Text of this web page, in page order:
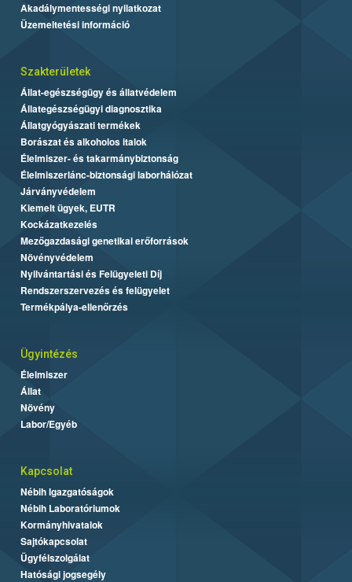
Akadálymentességi nyilatkozat
Üzemeltetési információ
Szakterületek
Állat-egészségügy és állatvédelem
Állategészségügyi diagnosztika
Állatgyógyászati termékek
Borászat és alkoholos italok
Élelmiszer- és takarmánybiztonság
Élelmiszerlánc-biztonsági laborhálózat
Járványvédelem
Kiemelt ügyek, EUTR
Kockázatkezelés
Mezőgazdasági genetikai erőforrások
Növényvédelem
Nyilvántartási és Felügyeleti Díj
Rendszerszervezés és felügyelet
Termékpálya-ellenőrzés
Ügyintézés
Élelmiszer
Állat
Növény
Labor/Egyéb
Kapcsolat
Nébih Igazgatóságok
Nébih Laboratóriumok
Kormányhivatalok
Sajtókapcsolat
Ügyfélszolgálat
Hatósági jogsegély